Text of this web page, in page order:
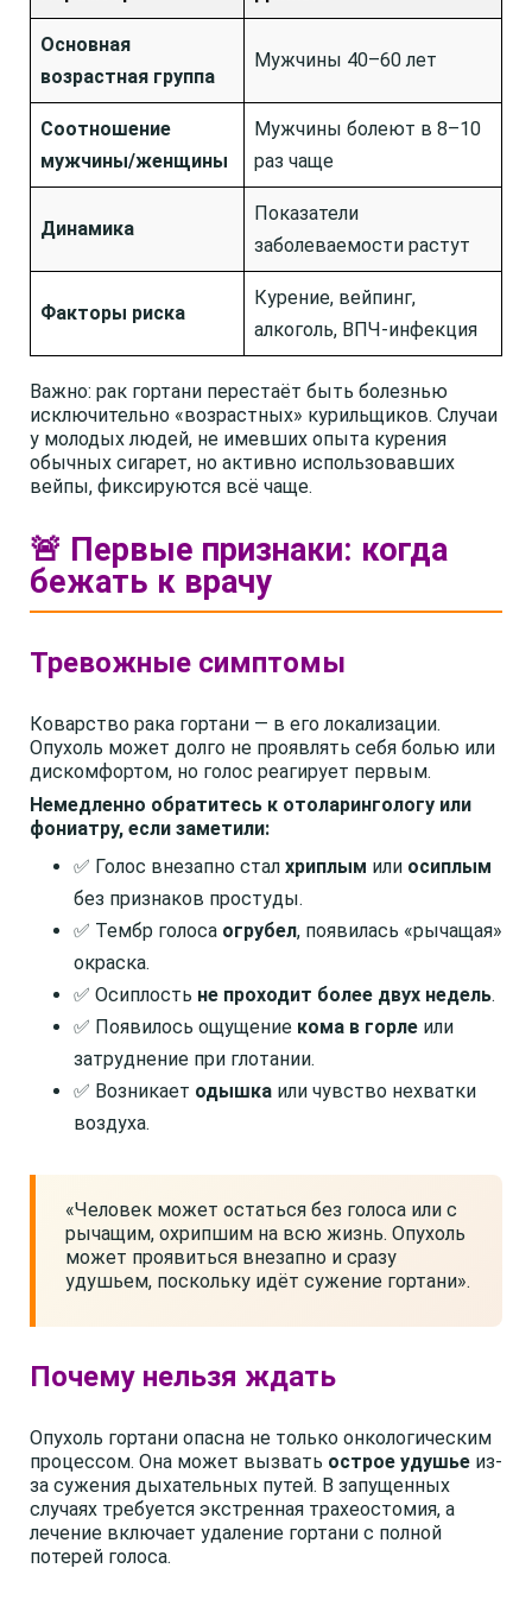
Основная
возрастная группа
Мужчины 40–60 лет
Соотношение
мужчины/женщины
Мужчины болеют в 8–10
раз чаще
Динамика
Показатели
заболеваемости растут
Факторы риска
Курение, вейпинг,
алкоголь, ВПЧ-инфекция
Важно: рак гортани перестаёт быть болезнью
исключительно «возрастных» курильщиков. Случаи
у молодых людей, не имевших опыта курения
обычных сигарет, но активно использовавших
вейпы, фиксируются всё чаще.
🚨 Первые признаки: когда
бежать к врачу
Тревожные симптомы
Коварство рака гортани — в его локализации.
Опухоль может долго не проявлять себя болью или
дискомфортом, но голос реагирует первым.
Немедленно обратитесь к отоларингологу или
фониатру, если заметили:
✅ Голос внезапно стал хриплым или осиплым
без признаков простуды.
✅ Тембр голоса огрубел, появилась «рычащая»
окраска.
✅ Осиплость не проходит более двух недель.
✅ Появилось ощущение кома в горле или
затруднение при глотании.
✅ Возникает одышка или чувство нехватки
воздуха.
«Человек может остаться без голоса или с
рычащим, охрипшим на всю жизнь. Опухоль
может проявиться внезапно и сразу
удушьем, поскольку идёт сужение гортани».
Почему нельзя ждать
Опухоль гортани опасна не только онкологическим
процессом. Она может вызвать острое удушье из-
за сужения дыхательных путей. В запущенных
случаях требуется экстренная трахеостомия, а
лечение включает удаление гортани с полной
потерей голоса.